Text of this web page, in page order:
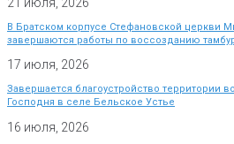
В Братском корпусе Стефановской церкви
завершаются работы по воссозданию
17 июля, 2026
Завершается благоустройство территории
Господня в селе Бельское Устье
16 июля, 2026